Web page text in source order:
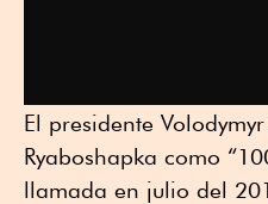
El presidente
Ryaboshapka como
llamada en julio del